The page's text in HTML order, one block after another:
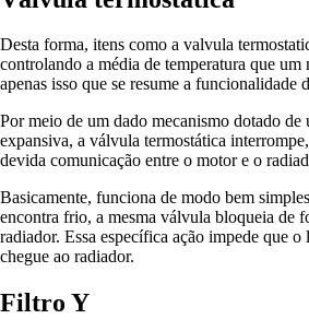
Desta forma, itens como a valvula
controlando a média de temperatura que um
apenas isso que se resume a funcionalidade
Por meio de um dado mecanismo dotado de
expansiva, a válvula termostática
devida comunicação entre o motor e o
Basicamente, funciona de modo bem
encontra frio, a mesma válvula bloqueia de
radiador. Essa específica ação impede que
chegue ao radiador.
Filtro Y